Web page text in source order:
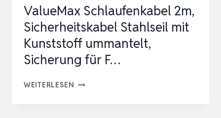
ValueMax Schlaufenkabel 2m,
Sicherheitskabel Stahlseil mit
Kunststoff ummantelt,
Sicherung für F…
WEITERLESEN VALUEMAX